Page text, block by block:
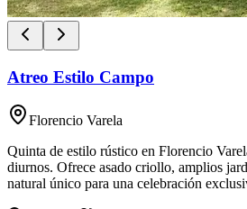
Atreo Estilo Campo
Florencio Varela
Quinta de estilo rústico en Florencio
diurnos. Ofrece asado criollo, amplios
natural único para una celebración